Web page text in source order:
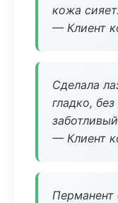
кожа
— Клиент
Сделала
гладко,
— Клиент